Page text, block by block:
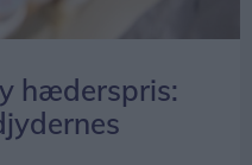
er syg.
Thomsen kan
hæderspris: